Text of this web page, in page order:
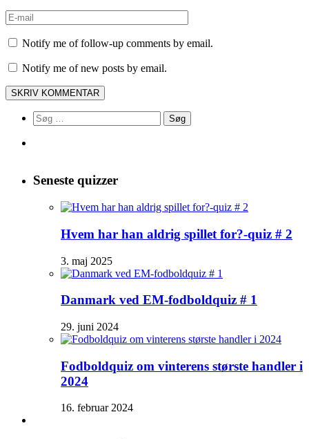
Notify me of follow-up comments by email.
Notify me of new posts by email.
Søg
efter:
Seneste quizzer
Hvem har han aldrig spillet for?-quiz # 2
3. maj 2025
Danmark ved EM-fodboldquiz # 1
29. juni 2024
Fodboldquiz om vinterens største handler i
2024
16. februar 2024